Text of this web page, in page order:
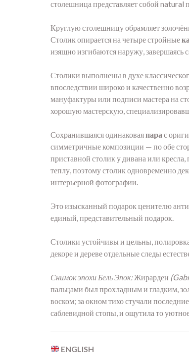
столешница представляет собой natural
Круглую столешницу обрамляет
Столик опирается на четыре стройные
изящно изгибаются наружу, завершаясь
Столики выполнены в духе
впоследствии широко и качественно
мануфактуры или подписи мастера на
хорошую мастерскую,
Сохранившаяся одинаковаяпара с
симметричные композиции — по обе
приставной столик у дивана или
теплу, поэтому столик одновременно
интерьерной фотографии.
Это изысканный подарок ценителю
единый, представительный подарок.
Столики устойчивы и цельны,
декоре и дереве отдельные следы
Снимок эпохи Бель Эпок:Жирарден
пальцами был прохладным и гладким,
воском; за окном тихо стучали
саблевидной стопы, и ощутила то
ENGLISH